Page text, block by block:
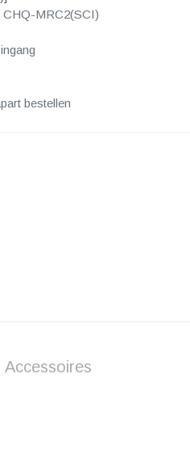
CHQ-MRC2(SCI)
bestellen
Accessoires